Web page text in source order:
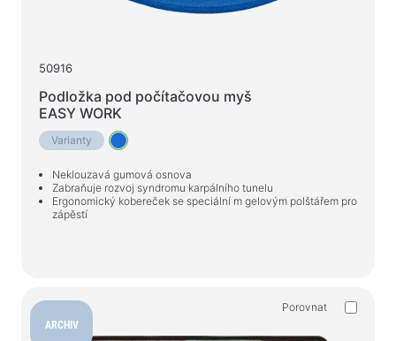
50916
Podložka pod počítačovou myš
EASY WORK
Varianty
Neklouzavá gumová osnova
Zabraňuje rozvoj syndromu karpálního tunelu
Ergonomický kobereček se speciální m gelovým polštářem pro
zápěstí
ARCHIV
Porovnat